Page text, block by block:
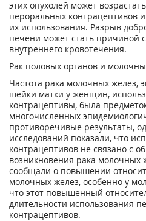
этих опухолей может
пероральных контрацептивов
их использования. Разрыв
печени может стать причиной
внутреннего кровотечения.
Рак половых органов и
Частота рака молочных желез,
шейки матки у женщин,
контрацептивы, была
многочисленных
противоречивые результаты,
исследований показали, что
контрацептивов не связано с
возникновения рака молочных
сообщали о повышении
молочных желез, особенно у
что этот повышенный
длительности использования
контрацептивов.